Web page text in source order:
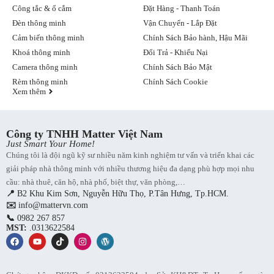
Cảm biến rò rỉ nước Aqara công nghệ tiên tiến
Lưu ý khi sử dụng Cảm biến tràn nước Aqara
đảm bảo hoạt động chính xác.
Kiểm tra định kỳ xem pin còn điện hay không. Nên thay pin
mới khi cảnh báo yếu pin để tránh bị mất kết nối.
Cập nhật firmware mới nhất cho cảm biến để có tính năng và
bảo mật tốt nhất.
Đặt cảm biến cách xa các thiết bị điện tử khác để tránh nhiễu
tín hiệu gây mất kết nối.
Kiểm tra thử tín hiệu báo động của cảm biến định kỳ bằng
cách đổ nước vào chỗ đặt cảm biến.
Tuân thủ những lưu ý trên để đảm bảo Cảm biến tràn nước Aqara
Đặt Hàng - Thanh Toán
Vận Chuyển - Lắp Đặt
Chính Sách Bảo hành, Hậu Mãi
Đổi Trả - Khiếu Nại
Chính Sách Bảo Mật
Chính Sách Cookie
Công tắc & ổ cắm
Đèn thông minh
Cảm biến thông minh
Khoá thông minh
Camera thông minh
Rèm thông minh
Xem thêm
Công ty TNHH Matter Việt Nam
Just Smart Your Home!
Chúng tôi là đội ngũ kỹ sư nhiều năm kinh nghiệm tư vấn và triển khai các
giải pháp nhà thông minh với nhiều thương hiệu đa dạng phù hợp mọi nhu
cầu: nhà thuê, căn hộ, nhà phố, biệt thự, văn phòng,…
📍 B2 Khu Kim Sơn, Nguyễn Hữu Thọ, P.Tân Hưng, Tp.HCM.
✉️ info@mattervn.com
📞 0982 267 857
MST: .0313622584